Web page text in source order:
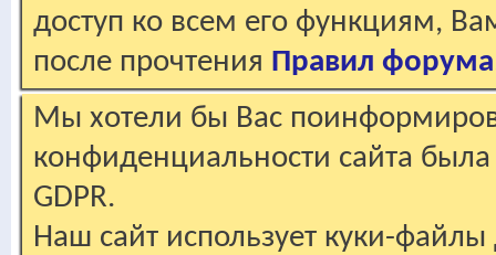
доступ ко всем его функциям,
после прочтения Правил форума
Мы хотели бы Вас
конфиденциальности сайта
GDPR.
Наш сайт использует куки-файлы